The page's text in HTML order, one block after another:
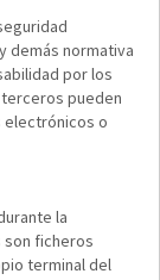
demás normativa
por los
pueden
electrónicos o
la
ficheros
terminal del